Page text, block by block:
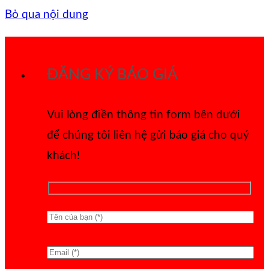
Bỏ qua nội dung
ĐĂNG KÝ BÁO GIÁ
Vui lòng điền thông tin form bên dưới
để chúng tôi liên hệ gửi báo giá cho quý
khách!